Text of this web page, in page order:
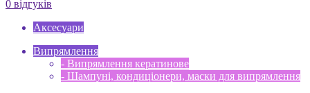
0 відгуків
Аксесуари
Випрямлення
- Випрямлення кератинове
- Шампуні, кондиціонери, маски для випрямлення